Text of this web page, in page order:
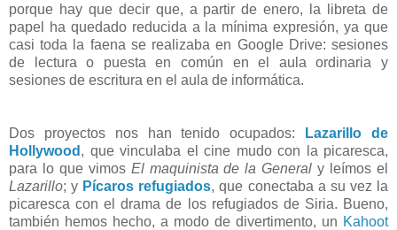
porque hay que decir que, a partir de enero, la libreta de
papel ha quedado reducida a la mínima expresión, ya que
casi toda la faena se realizaba en Google Drive: sesiones
de lectura o puesta en común en el aula ordinaria y
sesiones de escritura en el aula de informática.
Dos proyectos nos han tenido ocupados:
Lazarillo de
Hollywood , que vinculaba el cine mudo con la picaresca,
para lo que vimos El maquinista de la General y leímos el
Lazarillo; y Pícaros refugiados, que conectaba a su vez la
picaresca con el drama de los refugiados de Siria. Bueno,
también hemos hecho, a modo de divertimento, un Kahoot